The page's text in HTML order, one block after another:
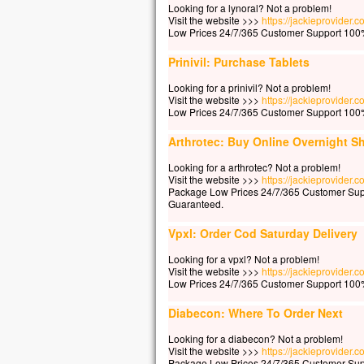
la
si
Et
–
Looking for a lynoral? Not a problem!
Visit the website >>> https://
Low Prices 24/7/365 Customer Support
Prinivil: Purchase Tablets
Looking for a prinivil? Not a problem!
Visit the website >>> https://
Low Prices 24/7/365 Customer Support
Arthrotec: Buy Online Overnight
Looking for a arthrotec? Not a problem!
Visit the website >>> https://
Package Low Prices 24/7/365 Customer
Guaranteed.
Vpxl: Order Cod Saturday Delivery
Looking for a vpxl? Not a problem!
Visit the website >>> https://
Low Prices 24/7/365 Customer Support
Diabecon: Where To Order Next
Looking for a diabecon? Not a problem!
Visit the website >>> https://